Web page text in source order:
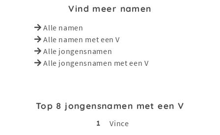
Vind meer namen
Alle namen
Alle namen met een V
Alle jongensnamen
Alle jongensnamen met een V
Top 8 jongensnamen met een V
1
Vince